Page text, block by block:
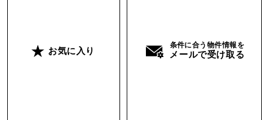
お気に入り
条件に合う物件情報を
メールで受け取る